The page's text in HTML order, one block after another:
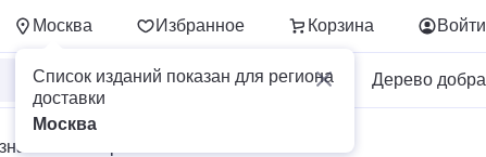
Москва Избранное Корзина
Список изданий показан для региона
доставки
Москва
Войти
Для бизнеса Дерево добра
района